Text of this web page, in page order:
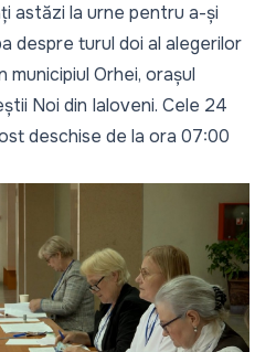
astăzi la urne pentru a-și
despre turul doi al alegerilor
Orhei, orașul
Noi din Ialoveni. Cele 24
deschise de la ora 07:00